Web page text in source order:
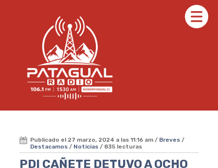
Publicado el 27 marzo, 2024 a las 11:16 am / Breves /
Destacamos / Noticias / 835 lecturas
PDI CAÑETE DETUVO A OCHO